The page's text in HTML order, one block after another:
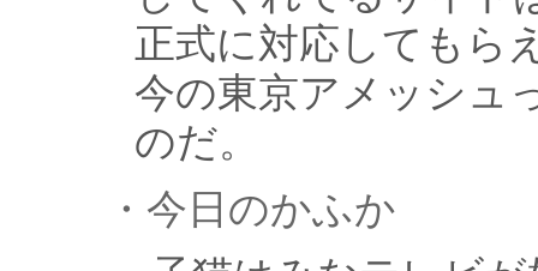
正式に対応してもら
今の東京アメッシュ
のだ。
・今日のかふか